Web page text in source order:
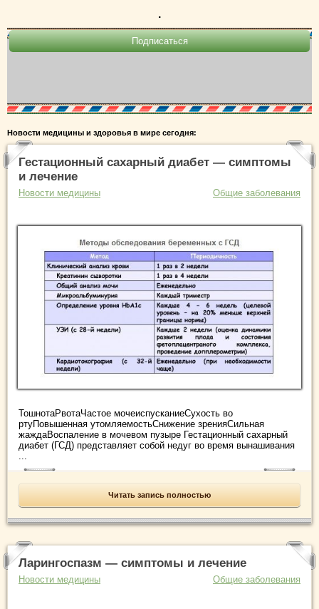
.
Новости медицины и здоровья в мире сегодня:
Гестационный сахарный диабет — симптомы
и лечение
Новости медицины Общие заболевания
ТошнотаРвотаЧастое мочеиспусканиеСухость во
ртуПовышенная утомляемостьСнижение зренияСильная
жаждаВоспаление в мочевом пузыре Гестационный сахарный
диабет (ГСД) представляет собой недуг во время вынашивания
Читать запись полностью
Ларингоспазм — симптомы и лечение
Новости медицины Общие заболевания